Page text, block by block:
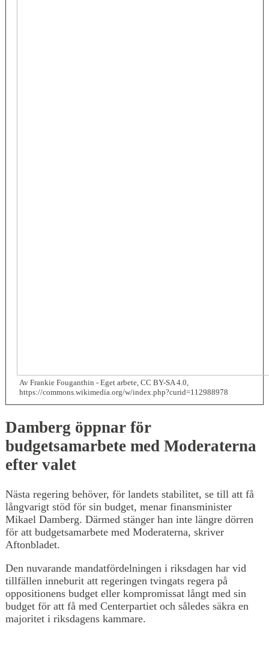
Av Frankie Fouganthin - Eget arbete, CC BY-SA 4.0,
https://commons.wikimedia.org/w/index.php?curid=112988978
Damberg öppnar för
budgetsamarbete med Moderaterna
efter valet
Nästa regering behöver, för landets stabilitet, se till att få
långvarigt stöd för sin budget, menar finansminister
Mikael Damberg. Därmed stänger han inte längre dörren
för att budgetsamarbete med Moderaterna, skriver
Aftonbladet.
Den nuvarande mandatfördelningen i riksdagen har vid
tillfällen inneburit att regeringen tvingats regera på
oppositionens budget eller kompromissat långt med sin
budget för att få med Centerpartiet och således säkra en
majoritet i riksdagens kammare.